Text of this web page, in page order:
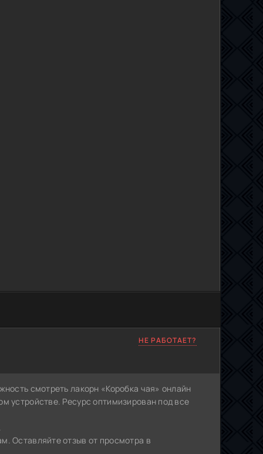
НЕ РАБОТАЕТ?
смотреть лакорн «Коробка чая» онлайн
устройстве. Ресурс оптимизирован под все
Оставляйте отзыв от просмотра в